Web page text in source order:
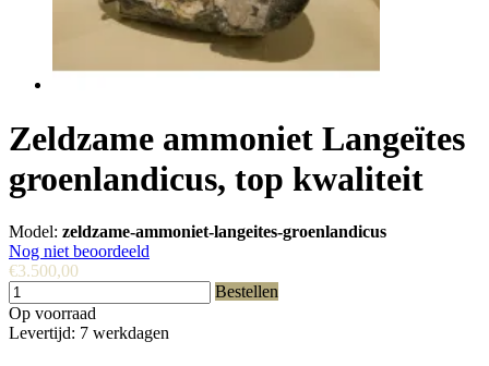
Zeldzame ammoniet Langeïtes
groenlandicus, top kwaliteit
Model: zeldzame-ammoniet-langeites-groenlandicus
Nog niet beoordeeld
€3.500,00
Bestellen
Op voorraad
Levertijd: 7 werkdagen